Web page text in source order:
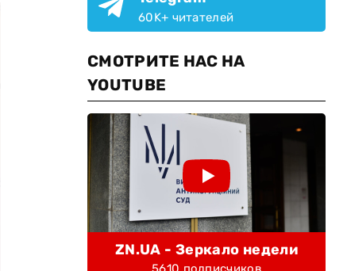
60K+ читателей
СМОТРИТЕ НАС НА
YOUTUBE
ZN.UA - Зеркало недели